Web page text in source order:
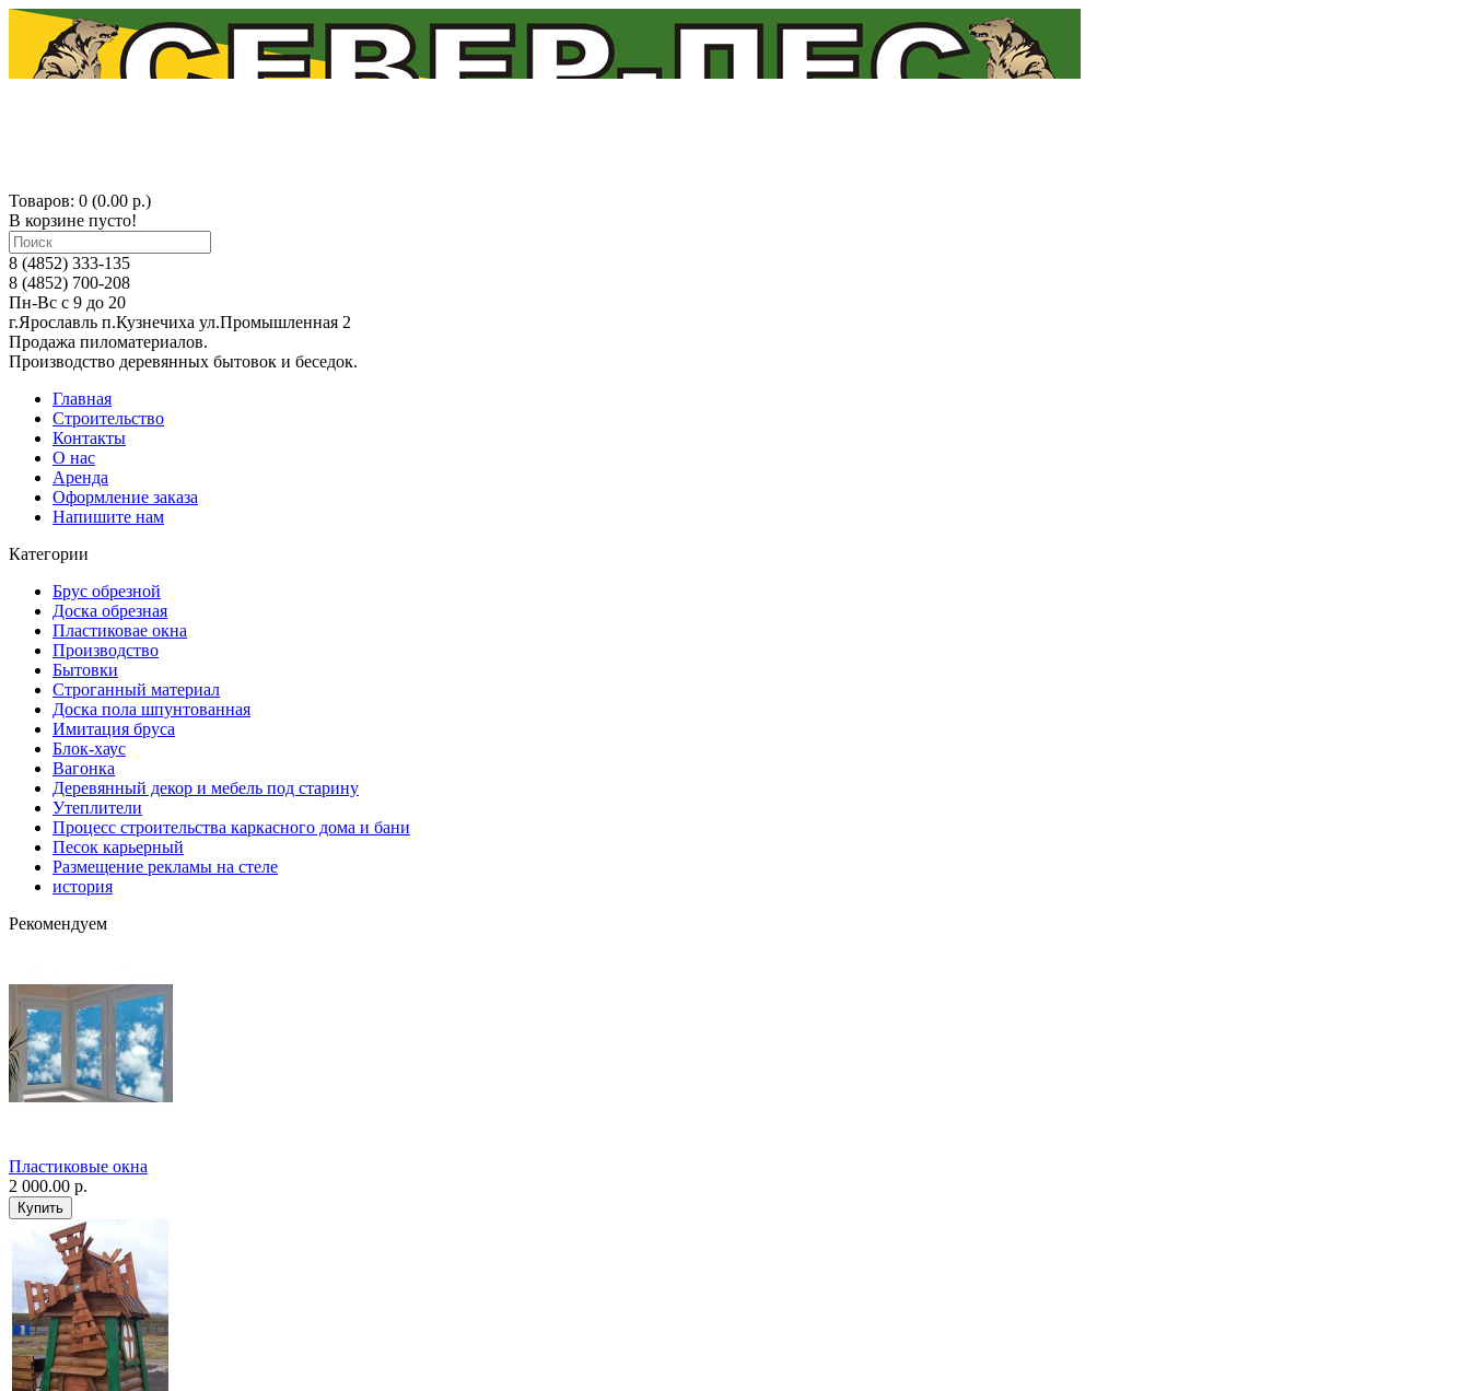
Товаров: 0 (0.00 р.)
В корзине пусто!
8 (4852) 333-135
8 (4852) 700-208
Пн-Вс с 9 до 20
г.Ярославль п.Кузнечиха ул.Промышленная 2
Продажа пиломатериалов.
Производство деревянных бытовок и беседок.
Главная
Строительство
Контакты
О нас
Аренда
Оформление заказа
Напишите нам
Категории
Брус обрезной
Доска обрезная
Пластиковае окна
Производство
Бытовки
Строганный материал
Доска пола шпунтованная
Имитация бруса
Блок-хаус
Вагонка
Деревянный декор и мебель под старину
Утеплители
Процесс строительства каркасного дома и бани
Песок карьерный
Размещение рекламы на стеле
история
Рекомендуем
Пластиковые окна
2 000.00 р.